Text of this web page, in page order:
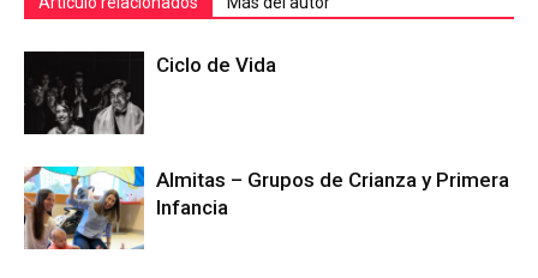
Ciclo de Vida
Almitas – Grupos de Crianza y Primera
Infancia